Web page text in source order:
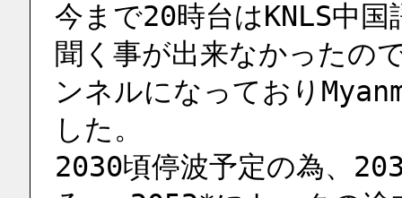
今まで20時台はKNLS中
聞く事が出来なかったの
ンネルになっており
した。
2030頃停波予定の為、